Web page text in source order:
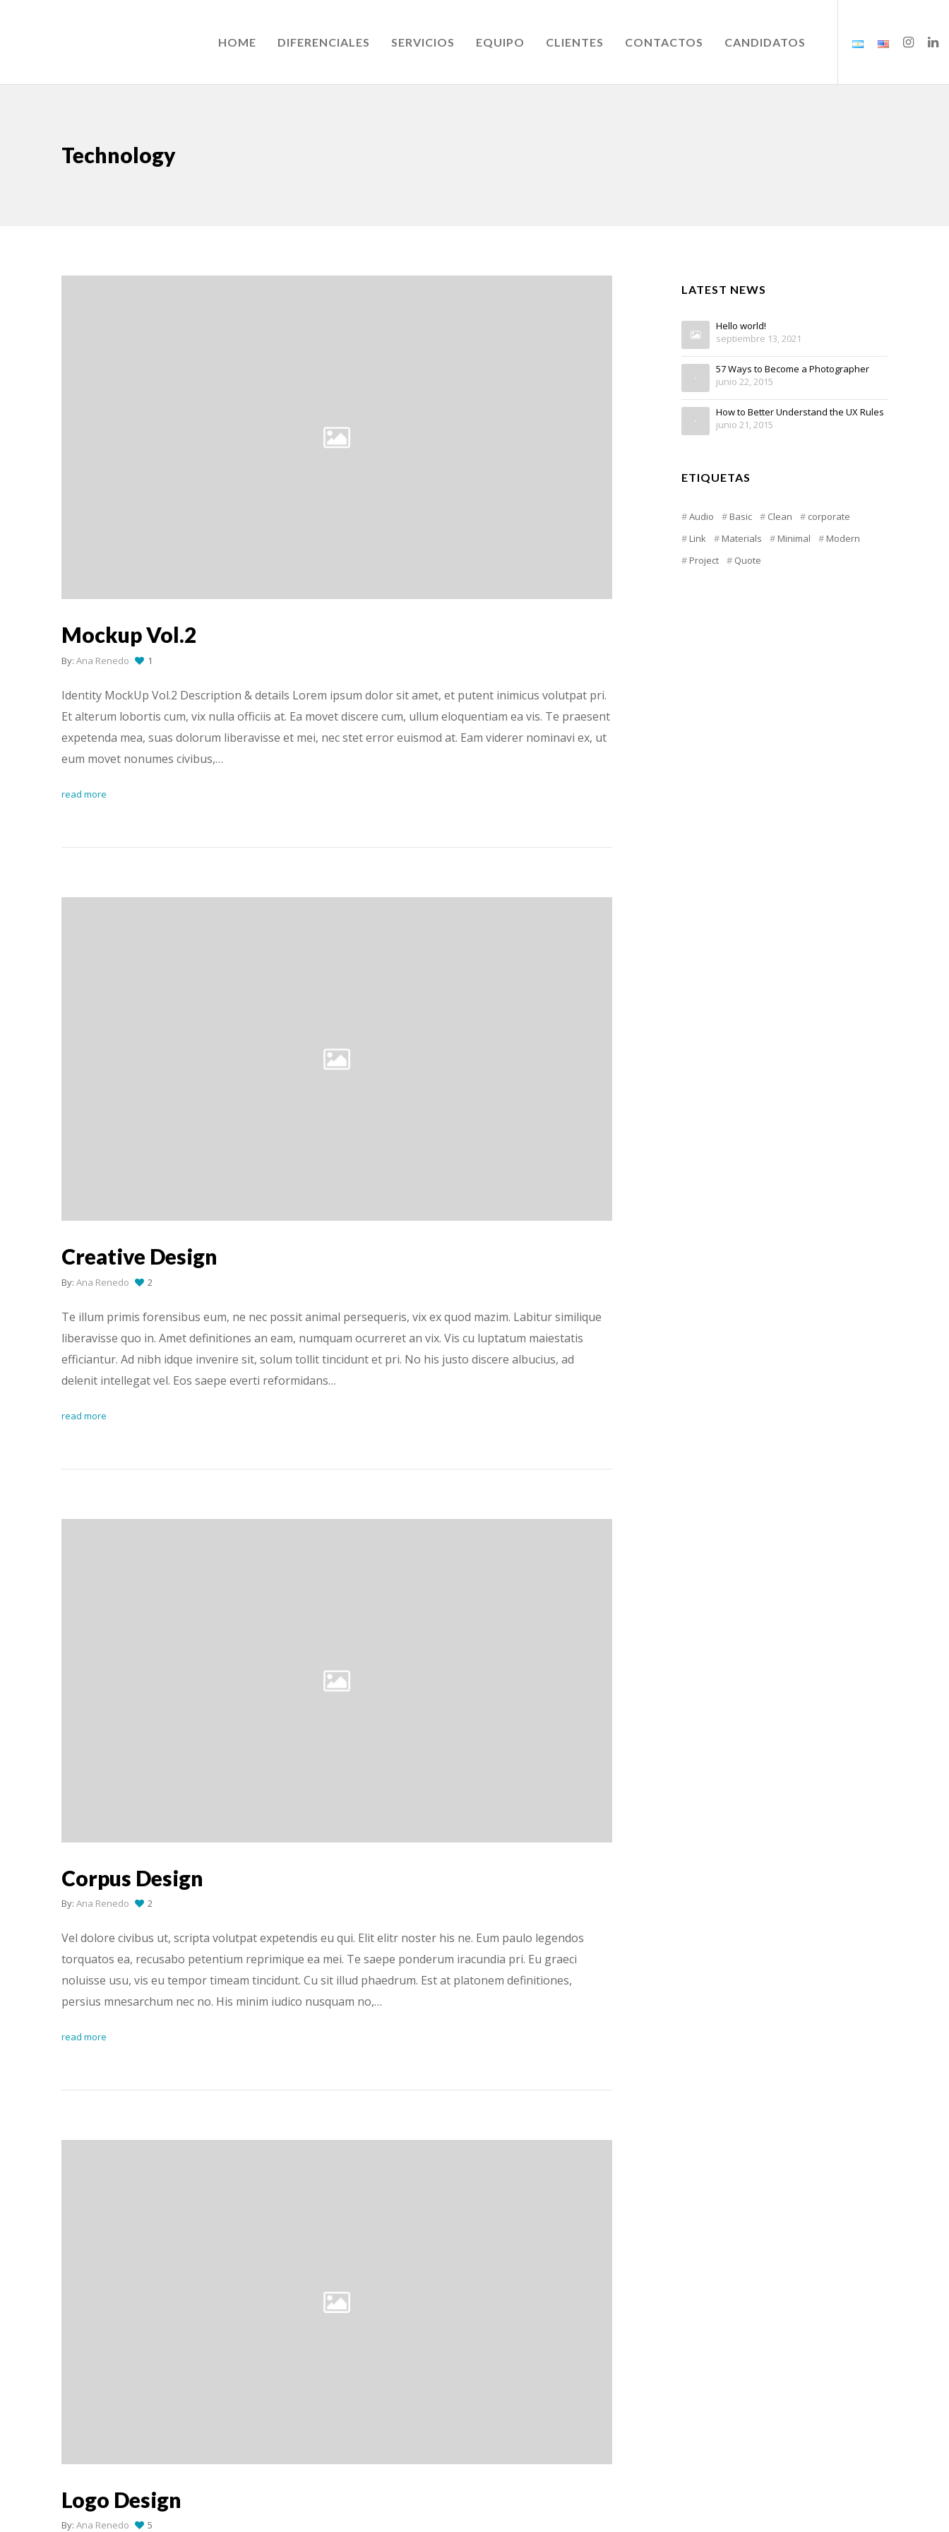
HOME DIFERENCIALES SERVICIOS EQUIPO CLIENTES CONTACTOS CANDIDATOS
Technology
Mockup Vol.2
By: Ana Renedo 1
Identity MockUp Vol.2 Description & details Lorem ipsum dolor sit amet, et putent inimicus volutpat pri.
Et alterum lobortis cum, vix nulla officiis at. Ea movet discere cum, ullum eloquentiam ea vis. Te praesent
expetenda mea, suas dolorum liberavisse et mei, nec stet error euismod at. Eam viderer nominavi ex, ut
eum movet nonumes civibus,…
read more
Creative Design
By: Ana Renedo 2
Te illum primis forensibus eum, ne nec possit animal persequeris, vix ex quod mazim. Labitur similique
liberavisse quo in. Amet definitiones an eam, numquam ocurreret an vix. Vis cu luptatum maiestatis
efficiantur. Ad nibh idque invenire sit, solum tollit tincidunt et pri. No his justo discere albucius, ad
delenit intellegat vel. Eos saepe everti reformidans…
read more
Corpus Design
By: Ana Renedo 2
Vel dolore civibus ut, scripta volutpat expetendis eu qui. Elit elitr noster his ne. Eum paulo legendos
torquatos ea, recusabo petentium reprimique ea mei. Te saepe ponderum iracundia pri. Eu graeci
noluisse usu, vis eu tempor timeam tincidunt. Cu sit illud phaedrum. Est at platonem definitiones,
persius mnesarchum nec no. His minim iudico nusquam no,…
read more
Logo Design
By: Ana Renedo 5
LATEST NEWS
Hello world!
septiembre 13, 2021
57 Ways to Become a Photographer
junio 22, 2015
How to Better Understand the UX Rules
junio 21, 2015
ETIQUETAS
Audio Basic Clean
corporate
Link
Materials Minimal
Modern
Project
Quote